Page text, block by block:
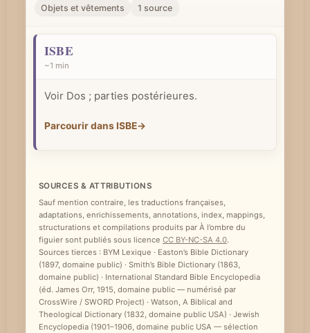
r
n
i
b
l
i
q
u
e
Objets et vêtements 1 source
ISBE
~1 min
Voir Dos ; parties postérieures.
Parcourir dans ISBE→
SOURCES & ATTRIBUTIONS
Sauf mention contraire, les traductions françaises,
adaptations, enrichissements, annotations, index, mappings,
structurations et compilations produits par À l’ombre du
figuier sont publiés sous licence CC BY-NC-SA 4.0.
Sources tierces : BYM Lexique · Easton’s Bible Dictionary
(1897, domaine public) · Smith’s Bible Dictionary (1863,
domaine public) · International Standard Bible Encyclopedia
(éd. James Orr, 1915, domaine public — numérisé par
CrossWire / SWORD Project) · Watson, A Biblical and
Theological Dictionary (1832, domaine public USA) · Jewish
Encyclopedia (1901–1906, domaine public USA — sélection